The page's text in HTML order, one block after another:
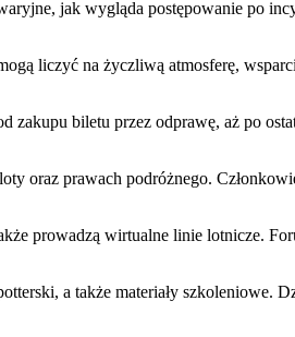
jak wygląda postępowanie po
liczyć na życzliwą atmosferę,
zakupu biletu przez odprawę, aż po
oraz prawach podróżnego.
prowadzą wirtualne linie lotnicze.
a także materiały szkoleniowe.